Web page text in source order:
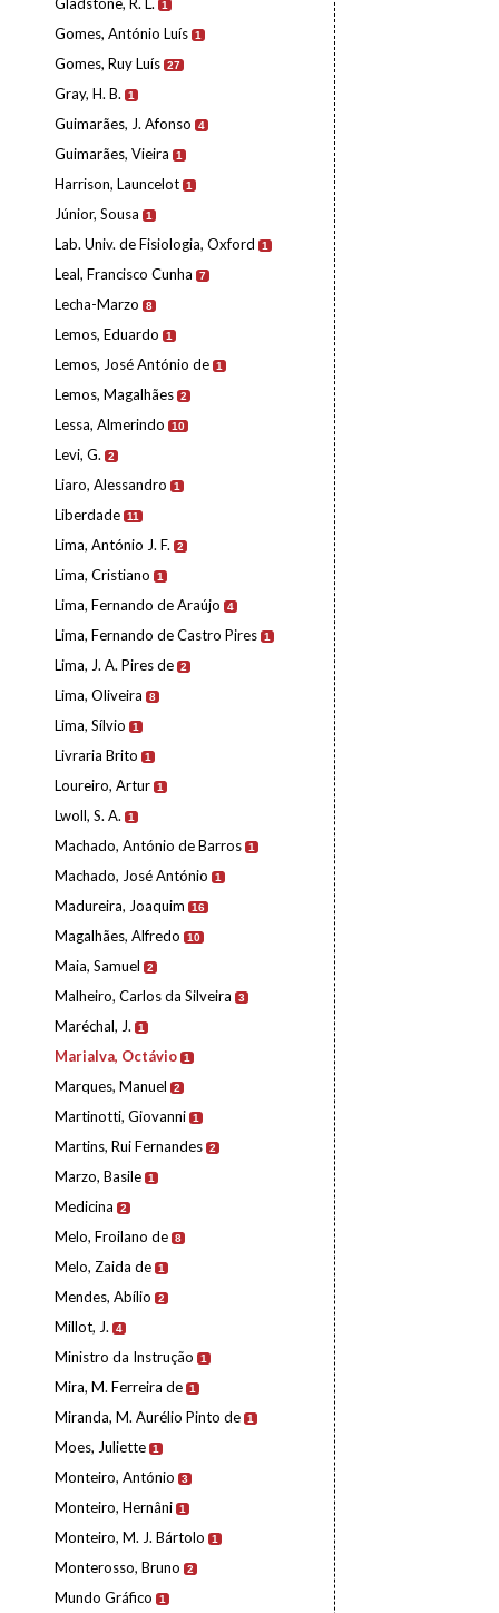
1
Gomes, António Luís 1
Gomes, Ruy Luís 27
Gray, H. B. 1
Guimarães, J. Afonso 4
Guimarães, Vieira 1
Harrison, Launcelot 1
Júnior, Sousa 1
Lab. Univ. de Fisiologia, Oxford 1
Leal, Francisco Cunha 7
Lecha-Marzo 8
Lemos, Eduardo 1
Lemos, José António de 1
Lemos, Magalhães 2
Lessa, Almerindo 10
Levi, G. 2
Liaro, Alessandro 1
Liberdade 11
Lima, António J. F. 2
Lima, Cristiano 1
Lima, Fernando de Araújo 4
Lima, Fernando de Castro Pires 1
Lima, J. A. Pires de 2
Lima, Oliveira 8
Lima, Sílvio 1
Livraria Brito 1
Loureiro, Artur 1
Lwoll, S. A. 1
Machado, António de Barros 1
Machado, José António 1
Madureira, Joaquim 16
Magalhães, Alfredo 10
Maia, Samuel 2
Malheiro, Carlos da Silveira 3
Maréchal, J. 1
Marialva, Octávio 1
Marques, Manuel 2
Martinotti, Giovanni 1
Martins, Rui Fernandes 2
Marzo, Basile 1
Medicina 2
Melo, Froilano de 8
Melo, Zaida de 1
Mendes, Abílio 2
Millot, J. 4
Ministro da Instrução 1
Mira, M. Ferreira de 1
Miranda, M. Aurélio Pinto de 1
Moes, Juliette 1
Monteiro, António 3
Monteiro, Hernâni 1
Monteiro, M. J. Bártolo 1
Monterosso, Bruno 2
Mundo Gráfico 1